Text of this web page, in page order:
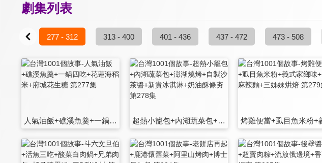
劇集列表
277 - 312 313 - 400 401 - 436 437 - 472 473 - 508
人氣油飯+礁溪魚羹+一鍋四吃+花蓮海稻米+府城花生糖 第277集 超熱小籠包+內湖蔬菜包+澎湖燒烤+自製沙茶醬+新貴冰淇淋+奶油酥條夯 第278集